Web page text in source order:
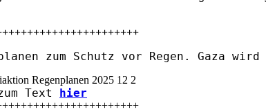
zum Schutz vor Regen. Gaza
Text hier